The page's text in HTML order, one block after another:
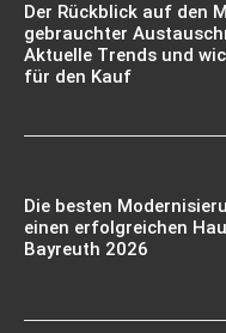
Der Rückblick auf den
gebrauchter
Aktuelle Trends und
für den Kauf
Die besten
einen erfolgreichen
Bayreuth 2026